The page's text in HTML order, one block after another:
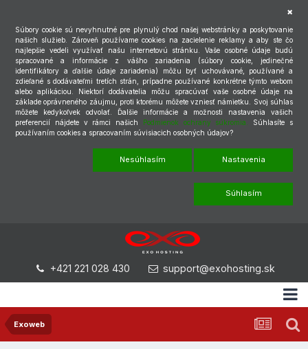
Súbory cookie sú nevyhnutné pre plynulý chod našej webstránky a poskytovanie
našich služieb. Zároveň používame cookies na zacielenie reklamy a aby ste čo
najlepšie vedeli využívať našu internetovú stránku. Vaše osobné údaje budú
spracované a informácie z vášho zariadenia (súbory cookie, jedinečné
identifikátory a ďalšie údaje zariadenia) môžu byť uchovávané, používané a
zdieľané s dodávateľmi tretích strán, prípadne používané konkrétne týmto webom
alebo aplikáciou. Niektorí dodávatelia môžu spracúvať vaše osobné údaje na
základe oprávneného záujmu, proti ktorému môžete vzniesť námietku. Svoj súhlas
môžete kedykoľvek odvolať. Ďalšie informácie a možnosti nastavenia vašich
preferencií nájdete v rámci našich Podmienok ochrany súkromia.
Súhlasíte s
používaním cookies a spracovaním súvisiacich osobných údajov?
Nesúhlasím Nastavenia
Súhlasím
+421 221 028 430 support@exohosting.sk
Exoweb